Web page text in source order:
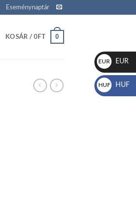
Eseménynaptár
KOSÁR /0FT 0
EUR
€
EUR
HUF
Ft
HUF